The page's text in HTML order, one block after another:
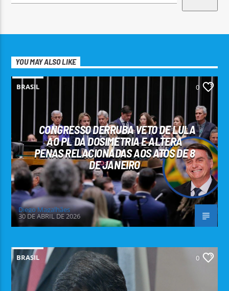
YOU MAY ALSO LIKE
BRASIL 0
CONGRESSO DERRUBA VETO DE LULA
AO PL DA DOSIMETRIA E ALTERA
PENAS RELACIONADAS AOS ATOS DE 8
DE JANEIRO
Diego Magalhães
30 DE ABRIL DE 2026
BRASIL 0